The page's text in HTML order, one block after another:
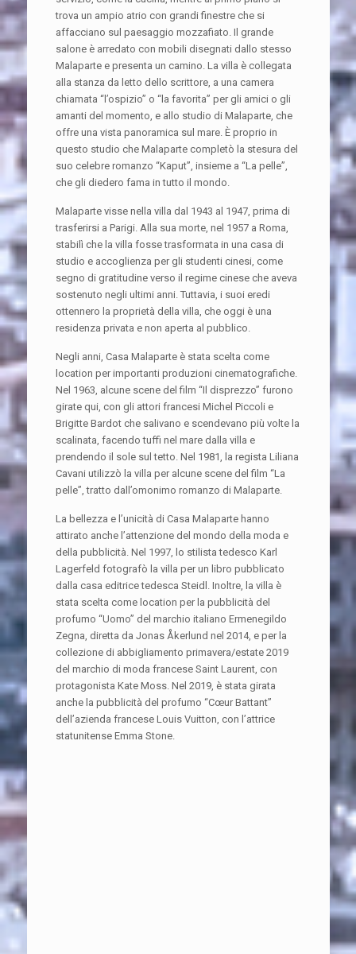
trova un ampio atrio con grandi finestre che si
affacciano sul paesaggio mozzafiato. Il grande
salone è arredato con mobili disegnati dallo stesso
Malaparte e presenta un camino. La villa è collegata
alla stanza da letto dello scrittore, a una camera
chiamata “l’ospizio” o “la favorita” per gli amici o gli
amanti del momento, e allo studio di Malaparte, che
offre una vista panoramica sul mare. È proprio in
questo studio che Malaparte completò la stesura del
suo celebre romanzo “Kaput”, insieme a “La pelle”,
che gli diedero fama in tutto il mondo.
Malaparte visse nella villa dal 1943 al 1947, prima di
trasferirsi a Parigi. Alla sua morte, nel 1957 a Roma,
stabilì che la villa fosse trasformata in una casa di
studio e accoglienza per gli studenti cinesi, come
segno di gratitudine verso il regime cinese che aveva
sostenuto negli ultimi anni. Tuttavia, i suoi eredi
ottennero la proprietà della villa, che oggi è una
residenza privata e non aperta al pubblico.
Negli anni, Casa Malaparte è stata scelta come
location per importanti produzioni cinematografiche.
Nel 1963, alcune scene del film “Il disprezzo” furono
girate qui, con gli attori francesi Michel Piccoli e
Brigitte Bardot che salivano e scendevano più volte la
scalinata, facendo tuffi nel mare dalla villa e
prendendo il sole sul tetto. Nel 1981, la regista Liliana
Cavani utilizzò la villa per alcune scene del film “La
pelle”, tratto dall’omonimo romanzo di Malaparte.
La bellezza e l’unicità di Casa Malaparte hanno
attirato anche l’attenzione del mondo della moda e
della pubblicità. Nel 1997, lo stilista tedesco Karl
Lagerfeld fotografò la villa per un libro pubblicato
dalla casa editrice tedesca Steidl. Inoltre, la villa è
stata scelta come location per la pubblicità del
profumo “Uomo” del marchio italiano Ermenegildo
Zegna, diretta da Jonas Åkerlund nel 2014, e per la
collezione di abbigliamento primavera/estate 2019
del marchio di moda francese Saint Laurent, con
protagonista Kate Moss. Nel 2019, è stata girata
anche la pubblicità del profumo “Cœur Battant”
dell’azienda francese Louis Vuitton, con l’attrice
statunitense Emma Stone.